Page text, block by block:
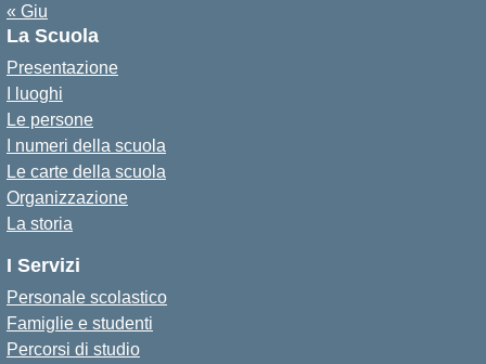
« Giu
La Scuola
Presentazione
I luoghi
Le persone
I numeri della scuola
Le carte della scuola
Organizzazione
La storia
I Servizi
Personale scolastico
Famiglie e studenti
Percorsi di studio